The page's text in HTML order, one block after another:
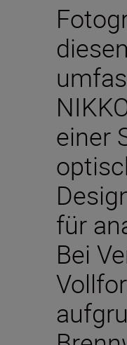
einer
für
Bei